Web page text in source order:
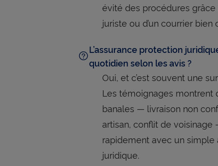
évité des procédures grâce
juriste ou d’un courrier bien
L’assurance protection
quotidien selon les avis ?
Oui, et c’est souvent une
Les témoignages montrent
banales — livraison non
artisan, conflit de
rapidement avec un simple
juridique.